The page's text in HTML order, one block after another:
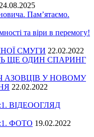
24.08.2025
Пам’ятаємо.
та віри в перемогу!
СМУГИ 22.02.2022
ЩЕ ОДИН СПАРИНГ
У НОВОМУ
22.02.2022
ВІДЕООГЛЯД
ФОТО 19.02.2022